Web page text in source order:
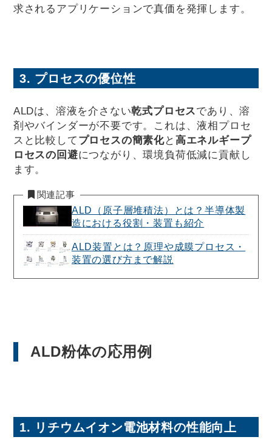
求されるアプリケーションで真価を発揮します。
3. プロセスの優位性
ALDは、溶液を介さない乾式プロセスであり、溶
剤やバインダーが不要です。これは、液相プロセ
スと比較して プロセスの簡素化と 高エネルギープ
ロセスの回避につながり、環境負荷低減に貢献し
ます。
関連記事
ALD（原子層堆積法）とは？半導体製
造における役割・装置も紹介
ALD装置とは？原理や成膜プロセス・
装置の選び方まで解説
ALD粉体の応用例
1. リチウムイオン電池材料の性能向上